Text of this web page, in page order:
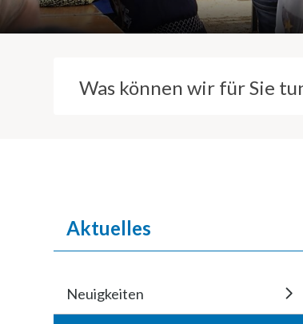
Inhaltsnavigation
Aktuelles
Neuigkeiten